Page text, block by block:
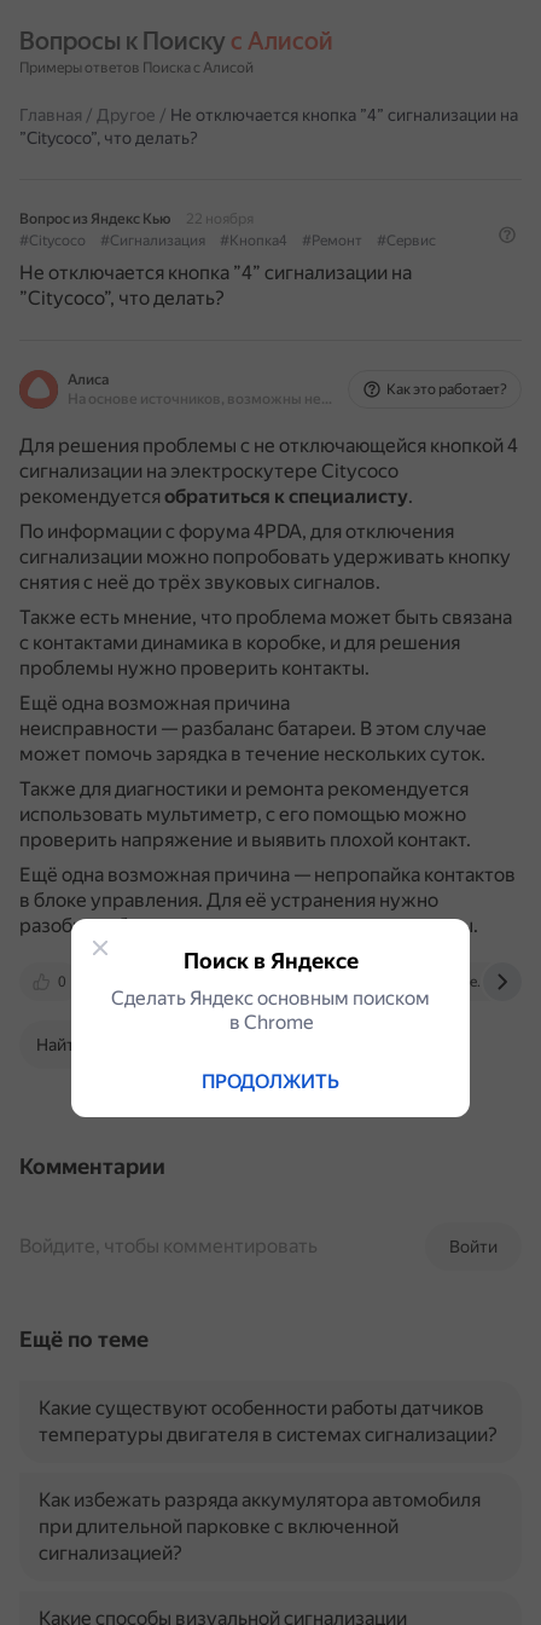
Вопросы к Поиску с Алисой
Примеры ответов Поиска с Алисой
Главная / Другое / Не отключается кнопка ”4” сигнализации на
”Citycoco”, что делать?
Вопрос из Яндекс Кью
22 ноября
#Citycoco
#Сигнализация #Кнопка4 #Ремонт #Сервис
Не отключается кнопка ”4” сигнализации на
”Citycoco”, что делать?
Алиса
На основе источников, возможны неточности
Как это работает?
Для решения проблемы с не отключающейся кнопкой 4
сигнализации на электроскутере Citycoco
рекомендуется обратиться к специалисту.
По информации с форума 4PDA, для отключения
сигнализации можно попробовать удерживать кнопку
снятия с неё до трёх звуковых сигналов.
Также есть мнение, что проблема может быть связана
с контактами динамика в коробке, и для решения
проблемы нужно проверить контакты.
Ещё одна возможная причина
неисправности — разбаланс батареи. В этом случае
может помочь зарядка в течение нескольких суток.
Также для диагностики и ремонта рекомендуется
использовать мультиметр, с его помощью можно
проверить напряжение и выявить плохой контакт.
Ещё одна возможная причина — непропайка контактов
в блоке управления. Для её устранения нужно
разобрать блок управления и проверить контакты.
0 ig-store.ru
Найти в Поиске
Комментарии
Войти
Войдите, чтобы комментировать
Ещё по теме
Какие существуют особенности работы датчиков
температуры двигателя в системах сигнализации?
Как избежать разряда аккумулятора автомобиля
при длительной парковке с включенной
сигнализацией?
Какие способы визуальной сигнализации
Поиск в Яндексе
Сделать Яндекс основным поиском
в Сhrome
ПРОДОЛЖИТЬ